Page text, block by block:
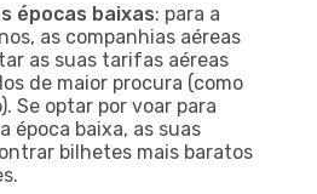
épocas baixas: para a
as companhias aéreas
as suas tarifas aéreas
de maior procura (como
Se optar por voar para
época baixa, as suas
bilhetes mais baratos